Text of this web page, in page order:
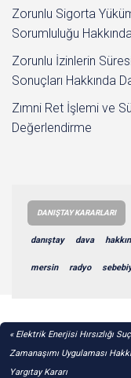
Zorunlu Sigorta
Sorumluluğu
Zorunlu İzinlerin
Sonuçları Hakkında
Zımni Ret İşlemi ve
Değerlendirme
DANIŞTAY KARARLARI
danıştay dava
mersin radyo
YAZI
GEZINMESI
Elektrik Enerjisi Hırsızlığı
Zamanaşımı Uygulaması
Yargıtay Kararı